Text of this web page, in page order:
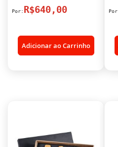
R$640,00
Adicionar ao Carrinho